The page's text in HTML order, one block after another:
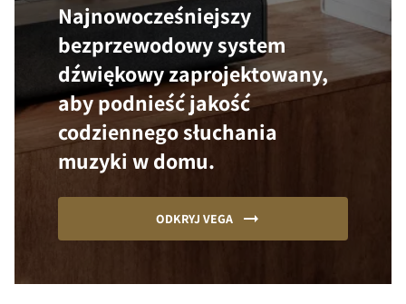
Najnowocześniejszy
bezprzewodowy system
dźwiękowy zaprojektowany,
aby podnieść jakość
codziennego słuchania
muzyki w domu.
ODKRYJ VEGA